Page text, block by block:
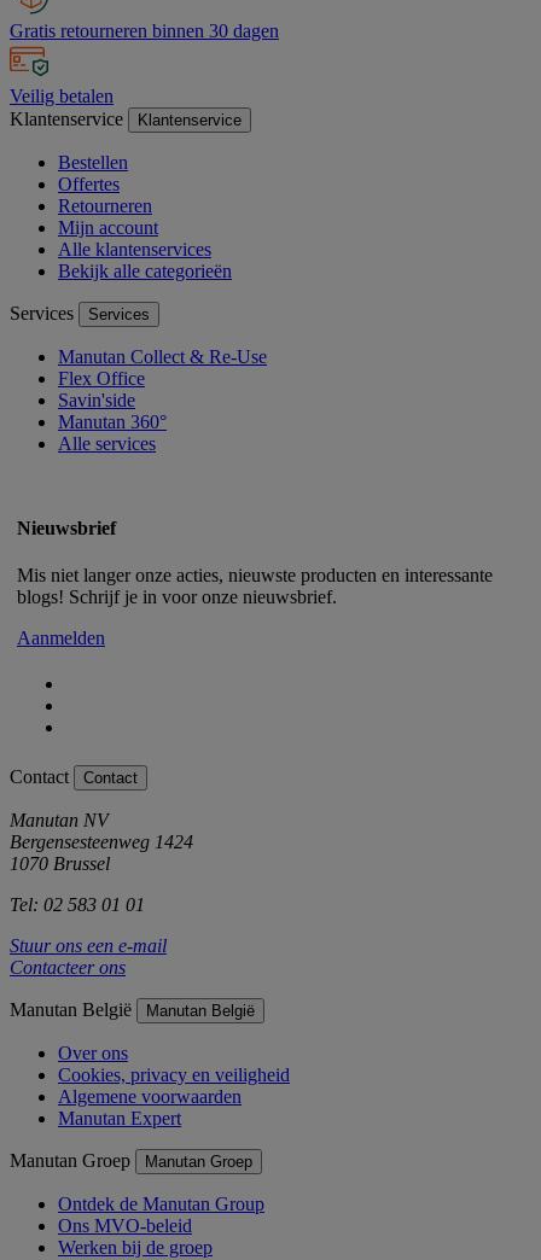
Gratis retourneren binnen 30 dagen
Veilig betalen
Klantenservice
Klantenservice
Bestellen
Offertes
Retourneren
Mijn account
Alle klantenservices
Bekijk alle categorieën
Services Services
Manutan Collect & Re-Use
Flex Office
Savin'side
Manutan 360°
Alle services
Nieuwsbrief
Mis niet langer onze acties, nieuwste producten en interessante
blogs! Schrijf je in voor onze nieuwsbrief.
Aanmelden
Contact Contact
Manutan NV
Bergensesteenweg 1424
1070 Brussel
Tel: 02 583 01 01
Stuur ons een e-mail
Contacteer ons
Manutan België Manutan België
Over ons
Cookies, privacy en veiligheid
Algemene voorwaarden
Manutan Expert
Manutan Groep Manutan Groep
Ontdek de Manutan Group
Ons MVO-beleid
Werken bij de groep